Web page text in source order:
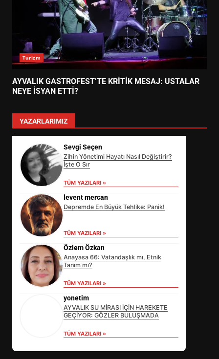
Turizm
AYVALIK GASTROFEST’TE KRİTİK MESAJ: USTALAR
NEYE İSYAN ETTİ?
YAZARLARIMIZ
Sevgi Seçen
Zihin Yönetimi Hayatı Nasıl Değiştirir?
İşte O Sır
TÜM YAZILARI »
levent mercan
Depremde En Büyük Tehlike: Panik!
TÜM YAZILARI »
Özlem Özkan
Anayasa 66: Vatandaşlık mı, Etnik
Tanım mı?
TÜM YAZILARI »
yonetim
AYVALIK SU MİRASI İÇİN HAREKETE
GEÇİYOR: GÖZLER BULUŞMADA
TÜM YAZILARI »
EİB’DE KRİTİK ATAMA:
SÜRDÜRÜLEBİLİRLİKTE NE
DEĞİŞECEK?